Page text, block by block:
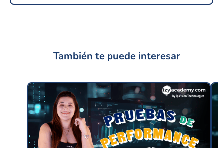
También te puede interesar